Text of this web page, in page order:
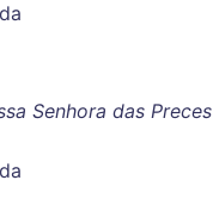
Senhora das Preces